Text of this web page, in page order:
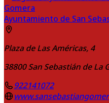
Ayuntamiento de San
Plaza de Las Américas, 4
38800 San Sebastián de La
922141072